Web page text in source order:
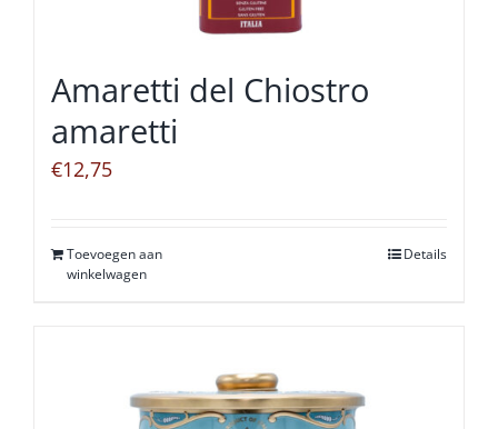
Amaretti del Chiostro
amaretti
€12,75
Toevoegen aan
winkelwagen
Details